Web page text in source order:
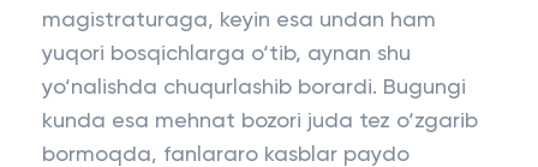
magistraturaga, keyin esa undan ham
yuqori bosqichlarga o‘tib, aynan shu
yo‘nalishda chuqurlashib borardi. Bugungi
kunda esa mehnat bozori juda tez o‘zgarib
bormoqda, fanlararo kasblar paydo